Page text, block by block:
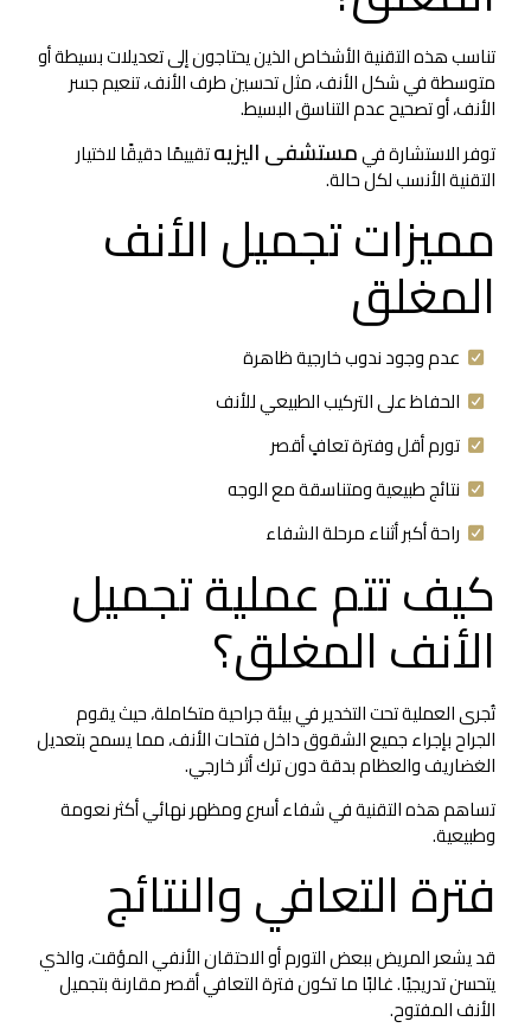
تناسب هذه التقنية الأشخاص الذين يحتاجون إلى تعديلات بسيطة أو
متوسطة في شكل الأنف، مثل تحسين طرف الأنف، تنعيم جسر
الأنف، أو تصحيح عدم التناسق البسيط.
توفر الاستشارة فيمستشفى اليزيهتقييمًا دقيقًا لاختيار
التقنية الأنسب لكل حالة.
مميزات تجميل الأنف
المغلق
عدم وجود ندوب خارجية ظاهرة
الحفاظ على التركيب الطبيعي للأنف
تورم أقل وفترة تعافٍ أقصر
نتائج طبيعية ومتناسقة مع الوجه
راحة أكبر أثناء مرحلة الشفاء
كيف تتم عملية تجميل
الأنف المغلق؟
تُجرى العملية تحت التخدير في بيئة جراحية متكاملة، حيث يقوم
الجراح بإجراء جميع الشقوق داخل فتحات الأنف، مما يسمح بتعديل
الغضاريف والعظام بدقة دون ترك أثر خارجي.
تساهم هذه التقنية في شفاء أسرع ومظهر نهائي أكثر نعومة
وطبيعية.
فترة التعافي والنتائج
قد يشعر المريض ببعض التورم أو الاحتقان الأنفي المؤقت، والذي
يتحسن تدريجيًا. غالبًا ما تكون فترة التعافي أقصر مقارنة بتجميل
الأنف المفتوح.